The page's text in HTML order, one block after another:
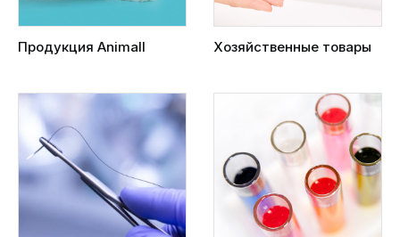
Продукция Animall Хозяйственные товары